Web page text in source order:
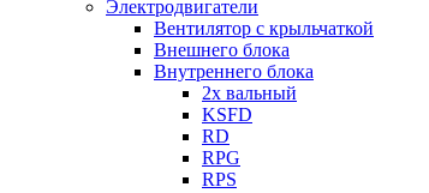
Электродвигатели
Вентилятор с крыльчаткой
Внешнего блока
Внутреннего блока
2х вальный
KSFD
RD
RPG
RPS